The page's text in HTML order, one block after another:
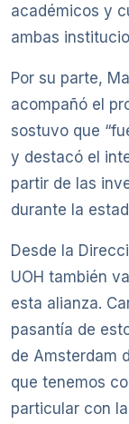
académicos y
ambas
Por su parte,
acompañó el
sostuvo que
y destacó el
partir de las
durante la
Desde la
UOH también
esta alianza.
pasantía de
de Amsterdam
que tenemos
particular con